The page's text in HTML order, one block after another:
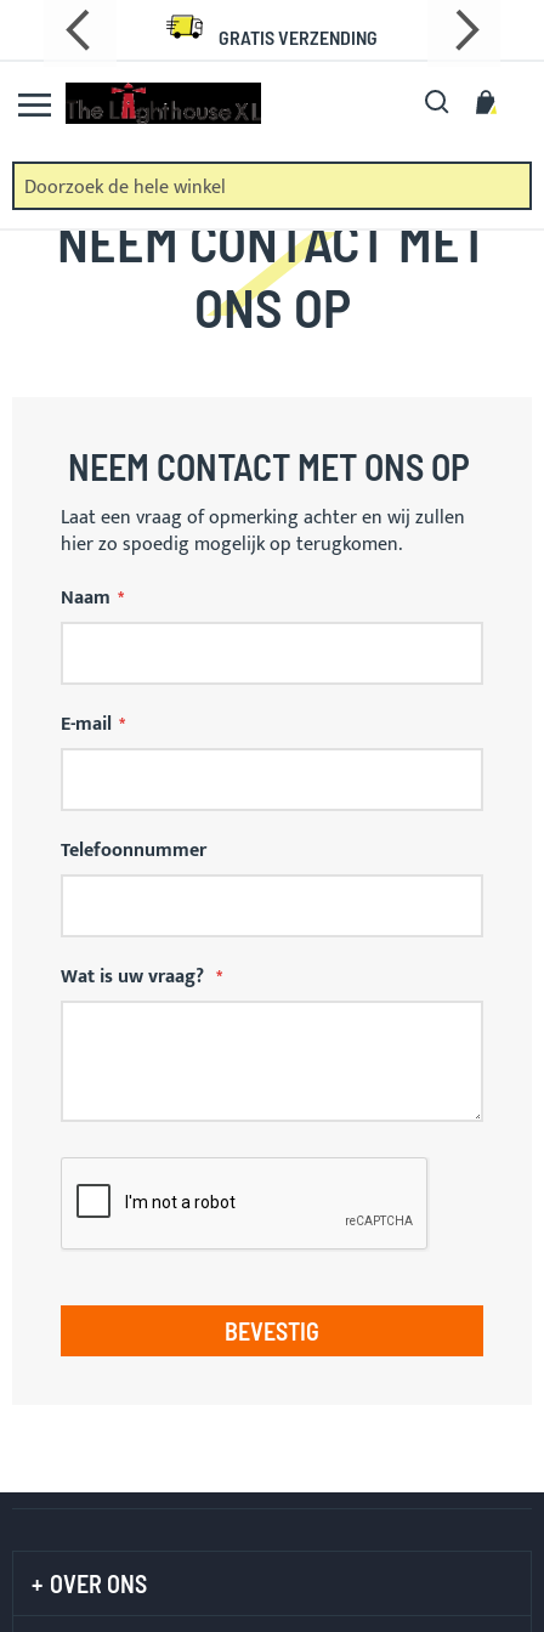
inhoud
GRATIS VERZENDING
Zoek
NEEM CONTACT MET
ONS OP
NEEM CONTACT MET ONS OP
Laat een vraag of opmerking achter en wij zullen
hier zo spoedig mogelijk op terugkomen.
Naam
E-mail
Telefoonnummer
Wat is uw vraag?
BEVESTIG
OVER ONS